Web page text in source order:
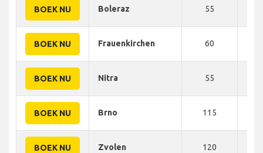
BOEK NU Boleraz 55
BOEK NU Frauenkirchen 60
BOEK NU Nitra 55
BOEK NU Brno 115
BOEK NU Zvolen 120